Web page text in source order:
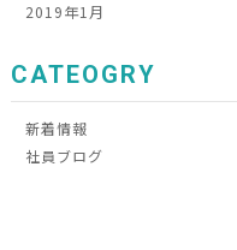
2019年1月
CATEOGRY
新着情報
社員ブログ